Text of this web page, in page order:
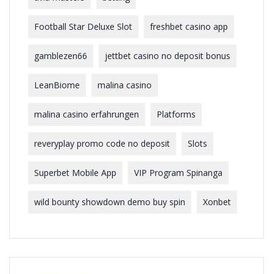
Football Star Deluxe Slot freshbet casino app
gamblezen66 jettbet casino no deposit bonus
LeanBiome malina casino
malina casino erfahrungen Platforms
reveryplay promo code no deposit Slots
Superbet Mobile App VIP Program Spinanga
wild bounty showdown demo buy spin Xonbet